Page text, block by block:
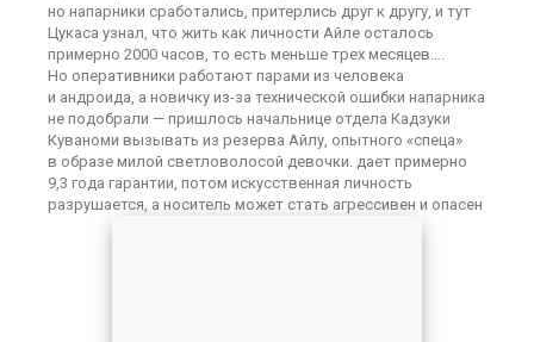
но напарники сработались, притерлись друг к другу, и тут
Цукаса узнал, что жить как личности Айле осталось
примерно 2000 часов, то есть меньше трех месяцев….
Но оперативники работают парами из человека
и андроида, а новичку из-за технической ошибки напарника
не подобрали — пришлось начальнице отдела Кадзуки
Куваноми вызывать из резерва Айлу, опытного «спеца»
в образе милой светловолосой девочки. дает примерно
9,3 года гарантии, потом искусственная личность
разрушается, а носитель может стать агрессивен и опасен